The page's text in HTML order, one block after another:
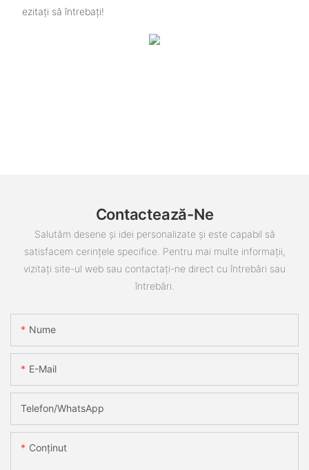
ezitați să întrebați!
Contactează-Ne
Salutăm desene și idei personalizate și este capabil să
satisfacem cerințele specifice. Pentru mai multe informații,
vizitați site-ul web sau contactați-ne direct cu întrebări sau
întrebări.
Nume
E-Mail
Telefon/WhatsApp
Conţinut